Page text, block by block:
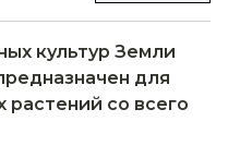
культур Земли
для
растений со всего